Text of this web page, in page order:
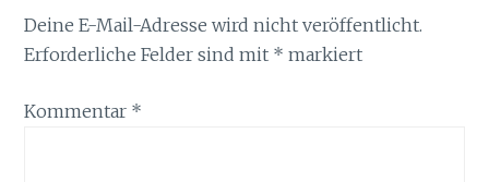
Deine E-Mail-Adresse wird nicht veröffentlicht.
Erforderliche Felder sind mit * markiert
Kommentar *